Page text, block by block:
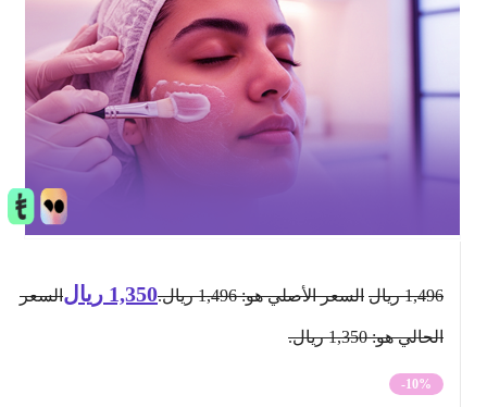
1,496 ريال السعر الأصلي هو: 1,496 ريال. 1,350 ريال السعر
الحالي هو: 1,350 ريال.
-10%